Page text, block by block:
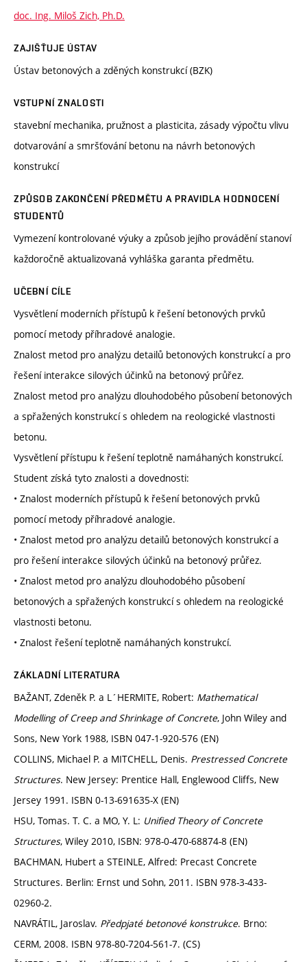
doc. Ing. Miloš Zich, Ph.D.
ZAJIŠŤUJE ÚSTAV
Ústav betonových a zděných konstrukcí (BZK)
VSTUPNÍ ZNALOSTI
stavební mechanika, pružnost a plasticita, zásady výpočtu vlivu
dotvarování a smršťování betonu na návrh betonových
konstrukcí
ZPŮSOB ZAKONČENÍ PŘEDMĚTU A PRAVIDLA HODNOCENÍ
STUDENTŮ
Vymezení kontrolované výuky a způsob jejího provádění stanoví
každoročně aktualizovaná vyhláška garanta předmětu.
UČEBNÍ CÍLE
Vysvětlení moderních přístupů k řešení betonových prvků
pomocí metody příhradové analogie.
Znalost metod pro analýzu detailů betonových konstrukcí a pro
řešení interakce silových účinků na betonový průřez.
Znalost metod pro analýzu dlouhodobého působení betonových
a spřažených konstrukcí s ohledem na reologické vlastnosti
betonu.
Vysvětlení přístupu k řešení teplotně namáhaných konstrukcí.
Student získá tyto znalosti a dovednosti:
• Znalost moderních přístupů k řešení betonových prvků
pomocí metody příhradové analogie.
• Znalost metod pro analýzu detailů betonových konstrukcí a
pro řešení interakce silových účinků na betonový průřez.
• Znalost metod pro analýzu dlouhodobého působení
betonových a spřažených konstrukcí s ohledem na reologické
vlastnosti betonu.
• Znalost řešení teplotně namáhaných konstrukcí.
ZÁKLADNÍ LITERATURA
BAŽANT, Zdeněk P. a L´HERMITE, Robert: Mathematical
Modelling of Creep and Shrinkage of Concrete, John Wiley and
Sons, New York 1988, ISBN 047-1-920-576 (EN)
COLLINS, Michael P. a MITCHELL, Denis. Prestressed Concrete
Structures. New Jersey: Prentice Hall, Englewood Cliffs, New
Jersey 1991. ISBN 0-13-691635-X (EN)
HSU, Tomas. T. C. a MO, Y. L: Unified Theory of Concrete
Structures, Wiley 2010, ISBN: 978-0-470-68874-8 (EN)
BACHMAN, Hubert a STEINLE, Alfred: Precast Concrete
Structures. Berlin: Ernst und Sohn, 2011. ISBN 978-3-433-
02960-2.
NAVRÁTIL, Jaroslav. Předpjaté betonové konstrukce. Brno:
CERM, 2008. ISBN 978-80-7204-561-7. (CS)